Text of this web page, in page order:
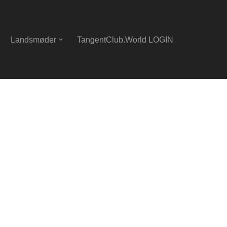
Landsmøder TangentClub.World LOGIN